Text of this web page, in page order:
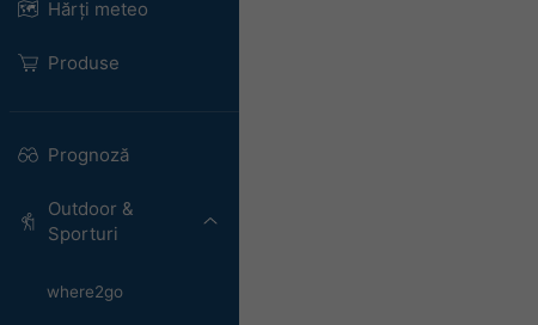
Hărți meteo
Produse
Prognoză
Outdoor &
Sporturi
where2go